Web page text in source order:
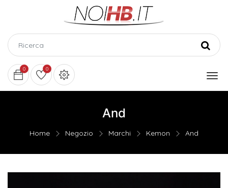
0 0
And
Home Negozio Marchi Kemon And